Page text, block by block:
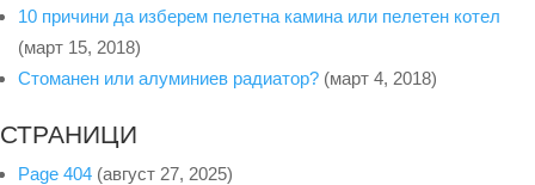
10 причини да изберем пелетна камина или пелетен котел
(март 15, 2018)
Стоманен или алуминиев радиатор? (март 4, 2018)
СТРАНИЦИ
Page 404 (август 27, 2025)